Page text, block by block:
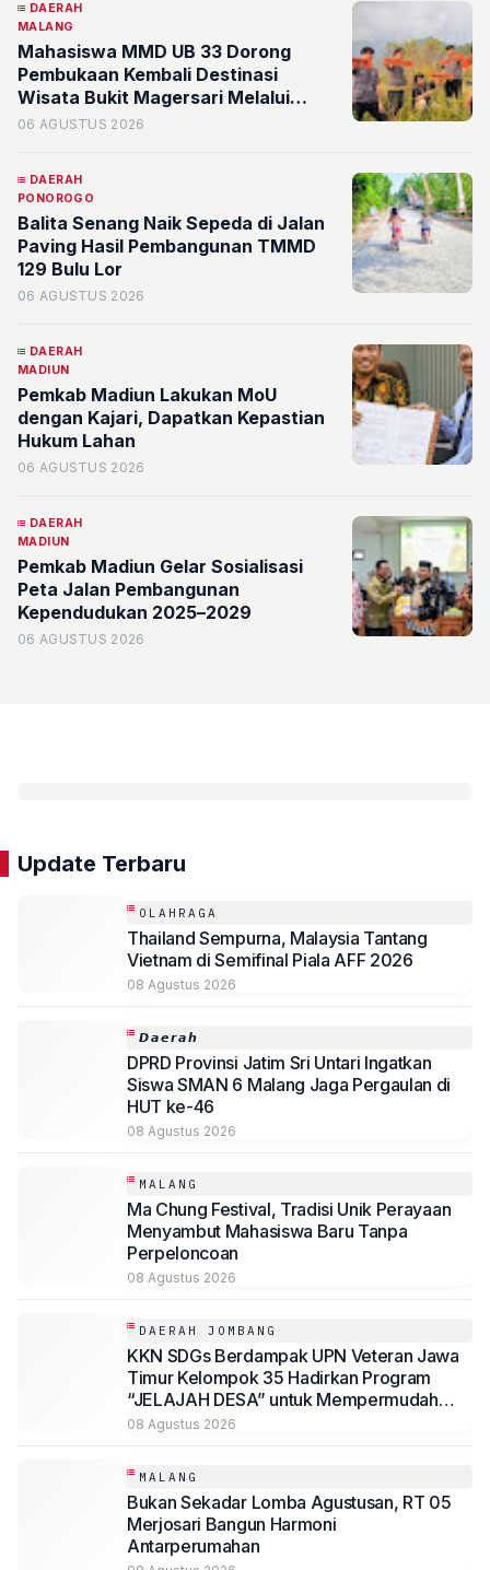
DAERAH
MALANG
Mahasiswa MMD UB 33 Dorong
Pembukaan Kembali Destinasi
Wisata Bukit Magersari Melalui
Pemetaan Potensi
06 AGUSTUS 2026
DAERAH
PONOROGO
Balita Senang Naik Sepeda di Jalan
Paving Hasil Pembangunan TMMD
129 Bulu Lor
06 AGUSTUS 2026
DAERAH
MADIUN
Pemkab Madiun Lakukan MoU
dengan Kajari, Dapatkan Kepastian
Hukum Lahan
06 AGUSTUS 2026
DAERAH
MADIUN
Pemkab Madiun Gelar Sosialisasi
Peta Jalan Pembangunan
Kependudukan 2025–2029
06 AGUSTUS 2026
Update Terbaru
OLAHRAGA
Thailand Sempurna, Malaysia Tantang
Vietnam di Semifinal Piala AFF 2026
08 Agustus 2026
𝘿𝙖𝙚𝙧𝙖𝙝
DPRD Provinsi Jatim Sri Untari Ingatkan
Siswa SMAN 6 Malang Jaga Pergaulan di
HUT ke-46
08 Agustus 2026
MALANG
Ma Chung Festival, Tradisi Unik Perayaan
Menyambut Mahasiswa Baru Tanpa
Perpeloncoan
08 Agustus 2026
DAERAH JOMBANG
KKN SDGs Berdampak UPN Veteran Jawa
Timur Kelompok 35 Hadirkan Program
“JELAJAH DESA” untuk Mempermudah
Akses Informasi Desa Sambirejo
08 Agustus 2026
MALANG
Bukan Sekadar Lomba Agustusan, RT 05
Merjosari Bangun Harmoni
Antarperumahan